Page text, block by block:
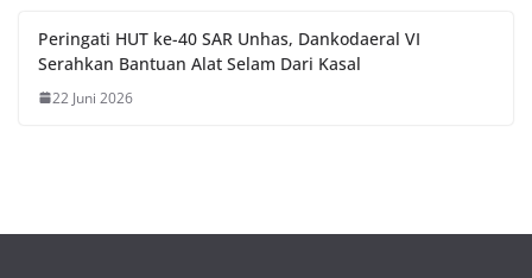
Peringati HUT ke-40 SAR Unhas, Dankodaeral VI
Serahkan Bantuan Alat Selam Dari Kasal
22 Juni 2026